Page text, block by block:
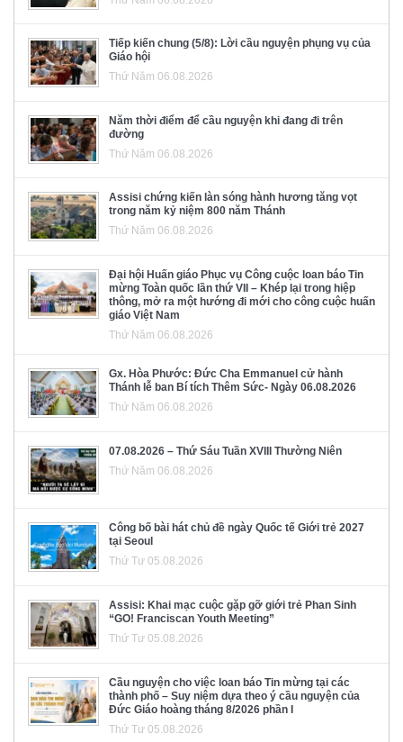
Tiếp kiến chung (5/8): Lời cầu nguyện phụng vụ của
Giáo hội
Thứ Năm 06.08.2026
Năm thời điểm để cầu nguyện khi đang đi trên
đường
Thứ Năm 06.08.2026
Assisi chứng kiến làn sóng hành hương tăng vọt
trong năm kỷ niệm 800 năm Thánh
Thứ Năm 06.08.2026
Đại hội Huấn giáo Phục vụ Công cuộc loan báo Tin
mừng Toàn quốc lần thứ VII – Khép lại trong hiệp
thông, mở ra một hướng đi mới cho công cuộc huấn
giáo Việt Nam
Thứ Năm 06.08.2026
Gx. Hòa Phước: Đức Cha Emmanuel cử hành
Thánh lễ ban Bí tích Thêm Sức- Ngày 06.08.2026
Thứ Năm 06.08.2026
07.08.2026 – Thứ Sáu Tuần XVIII Thường Niên
Thứ Năm 06.08.2026
Công bố bài hát chủ đề ngày Quốc tế Giới trẻ 2027
tại Seoul
Thứ Tư 05.08.2026
Assisi: Khai mạc cuộc gặp gỡ giới trẻ Phan Sinh
“GO! Franciscan Youth Meeting”
Thứ Tư 05.08.2026
Cầu nguyện cho việc loan báo Tin mừng tại các
thành phố – Suy niệm dựa theo ý cầu nguyện của
Đức Giáo hoàng tháng 8/2026 phần I
Thứ Tư 05.08.2026